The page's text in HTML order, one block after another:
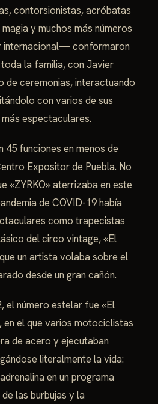
contorsionistas, acróbatas
y muchos más números
conformaron
la familia, con Javier
de ceremonias, interactuando
con varios de sus
espectaculares.
45 funciones en menos de
Expositor de Puebla. No
«ZYRKO» aterrizaba en este
de COVID-19 había
como trapecistas
del circo vintage, «El
un artista volaba sobre el
desde un gran cañón.
el número estelar fue «El
en el que varios motociclistas
de acero y ejecutaban
literalmente la vida:
en un programa
las burbujas y la